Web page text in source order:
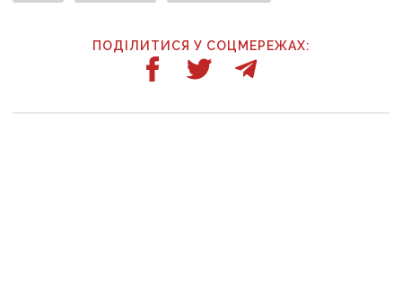
ПОДІЛИТИСЯ У СОЦМЕРЕЖАХ: